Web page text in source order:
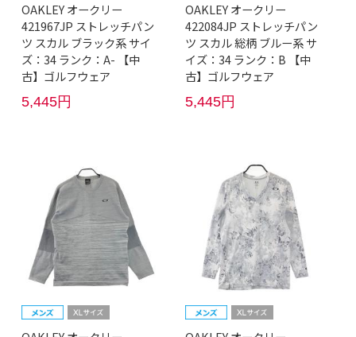
OAKLEY オークリー
421967JP ストレッチパン
ツ スカル ブラック系 サイ
ズ：34 ランク：A- 【中
古】ゴルフウェア
5,445円
OAKLEY オークリー
422084JP ストレッチパン
ツ スカル 総柄 ブルー系 サ
イズ：34 ランク：B 【中
古】ゴルフウェア
5,445円